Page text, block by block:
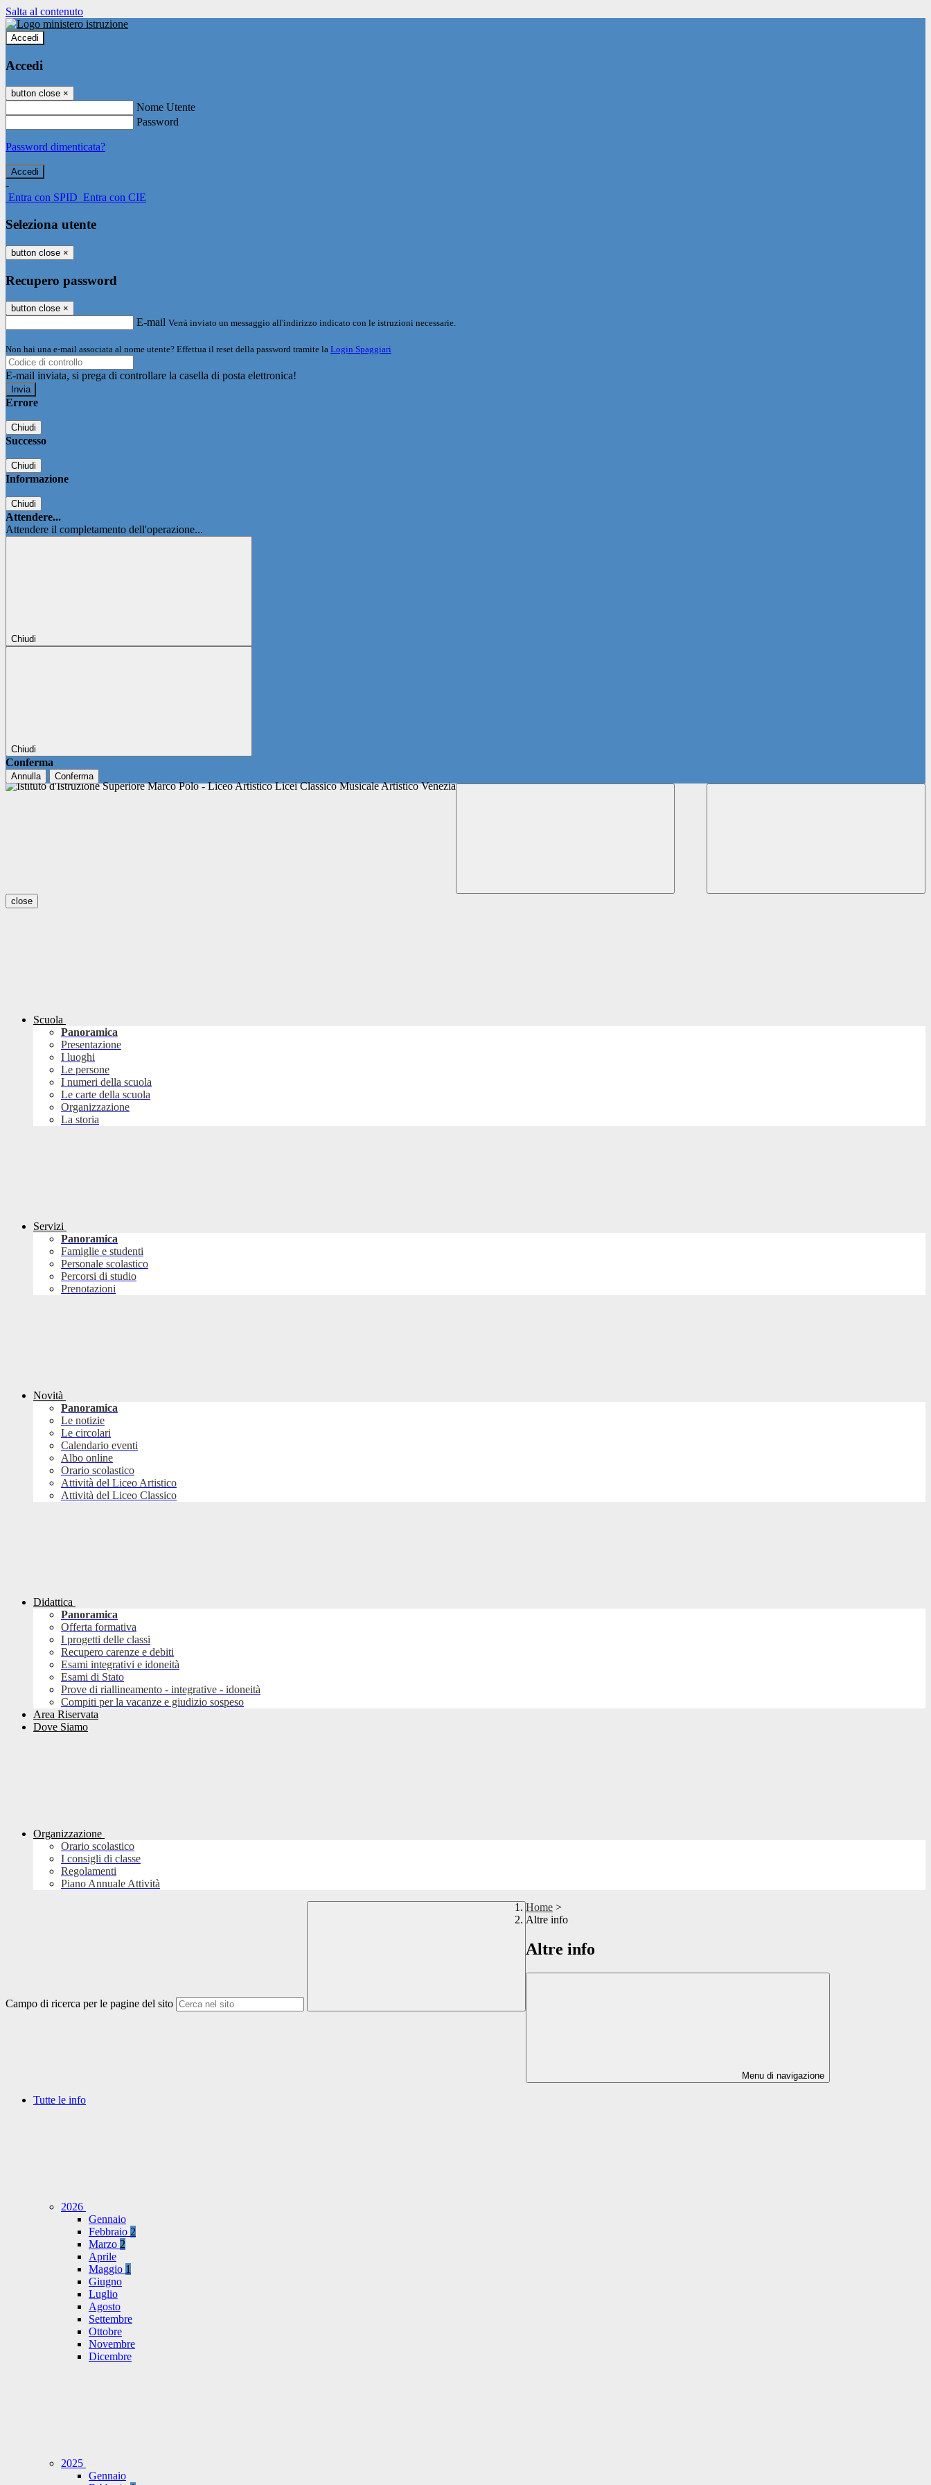
Salta al contenuto
Accedi
Accedi
button close ×
Nome Utente
Password
Password dimenticata?
-
Entra con SPID Entra con CIE
Seleziona utente
button close ×
Recupero password
button close ×
E-mail Verrà inviato un messaggio all'indirizzo indicato con le istruzioni necessarie.
Non hai una e-mail associata al nome utente? Effettua il reset della password tramite la Login Spaggiari
E-mail inviata, si prega di controllare la casella di posta elettronica!
Errore
Chiudi
Successo
Chiudi
Informazione
Chiudi
Attendere...
Attendere il completamento dell'operazione...
Chiudi
Chiudi
Conferma
Annulla Conferma
close
Scuola
Panoramica
Presentazione
I luoghi
Le persone
I numeri della scuola
Le carte della scuola
Organizzazione
La storia
Servizi
Panoramica
Famiglie e studenti
Personale scolastico
Percorsi di studio
Prenotazioni
Novità
Panoramica
Le notizie
Le circolari
Calendario eventi
Albo online
Orario scolastico
Attività del Liceo Artistico
Attività del Liceo Classico
Didattica
Panoramica
Offerta formativa
I progetti delle classi
Recupero carenze e debiti
Esami integrativi e idoneità
Esami di Stato
Prove di riallineamento - integrative - idoneità
Compiti per la vacanze e giudizio sospeso
Area Riservata
Dove Siamo
Organizzazione
Orario scolastico
I consigli di classe
Regolamenti
Piano Annuale Attività
Campo di ricerca per le pagine del sito
Home >
Altre info
Altre info
Menu di navigazione
Tutte le info
2026
Gennaio
Febbraio 2
Marzo 2
Aprile
Maggio 1
Giugno
Luglio
Agosto
Settembre
Ottobre
Novembre
Dicembre
2025
Gennaio